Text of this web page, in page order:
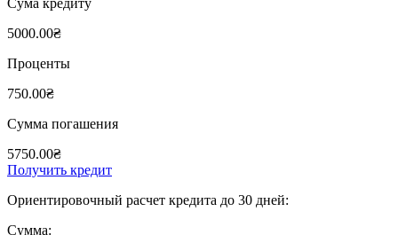
5000.00₴
Проценты
750.00₴
Сумма погашения
5750.00₴
Получить кредит
Ориентировочный расчет кредита до 30 дней:
Сумма: